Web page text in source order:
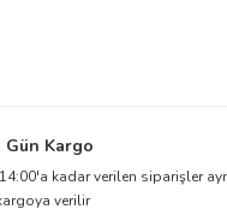
Gün Kargo
kadar verilen siparişler
verilir